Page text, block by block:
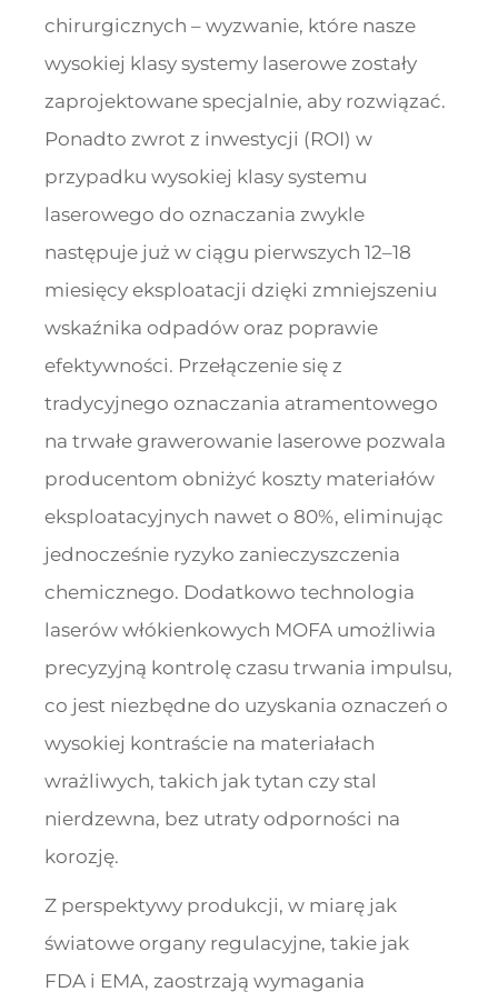
chirurgicznych – wyzwanie, które nasze
wysokiej klasy systemy laserowe zostały
zaprojektowane specjalnie, aby rozwiązać.
Ponadto zwrot z inwestycji (ROI) w
przypadku wysokiej klasy systemu
laserowego do oznaczania zwykle
następuje już w ciągu pierwszych 12–18
miesięcy eksploatacji dzięki zmniejszeniu
wskaźnika odpadów oraz poprawie
efektywności. Przełączenie się z
tradycyjnego oznaczania atramentowego
na trwałe grawerowanie laserowe pozwala
producentom obniżyć koszty materiałów
eksploatacyjnych nawet o 80%, eliminując
jednocześnie ryzyko zanieczyszczenia
chemicznego. Dodatkowo technologia
laserów włókienkowych MOFA umożliwia
precyzyjną kontrolę czasu trwania impulsu,
co jest niezbędne do uzyskania oznaczeń o
wysokiej kontraście na materiałach
wrażliwych, takich jak tytan czy stal
nierdzewna, bez utraty odporności na
korozję.
Z perspektywy produkcji, w miarę jak
światowe organy regulacyjne, takie jak
FDA i EMA, zaostrzają wymagania